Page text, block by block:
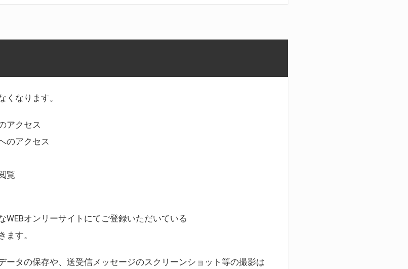
くなります。
アクセス
のアクセス
覧
WEBオンリーサイトにてご登録いただいている
ます。
ータの保存や、送受信メッセージのスクリーンショット等の撮影は